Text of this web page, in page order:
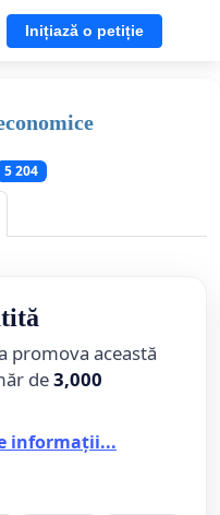
Inițiază o petiție
5 204
promova această
de3,000
informații...